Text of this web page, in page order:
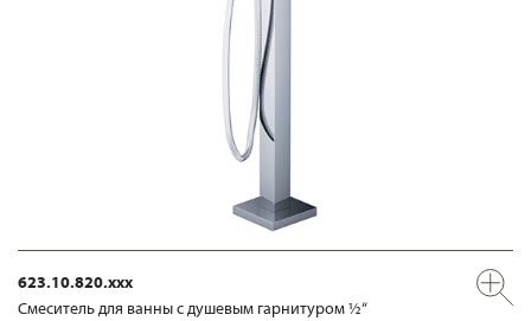
623.10.820.xxx
Смеситель для ванны с душевым гарнитуром ½“